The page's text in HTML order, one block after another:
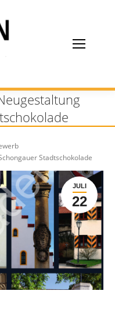
Stadtschokolade
JULI
22